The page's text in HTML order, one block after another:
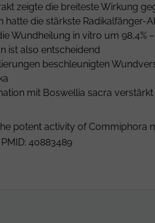
zeigte die breiteste Wirkung
hatte die stärkste
Wundheilung in vitro um
ist also entscheidend
beschleunigten
mit Boswellia sacra
potent activity of
40883489